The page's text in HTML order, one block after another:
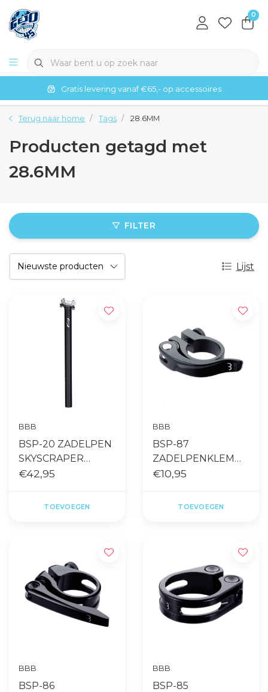
0
Gratis levering vanaf €65,- op accessoires
Terug naar home Tags 28.6MM
Producten getagd met
28.6MM
FILTER
Lijst
BBB
BSP-20 ZADELPEN
SKYSCRAPER
28.6MM ZWART
€42,95
TOEVOEGEN
BBB
BSP-87
ZADELPENKLEM
28.6MM
ZWART
€10,95
TOEVOEGEN
BBB
BSP-86
BBB
BSP-85